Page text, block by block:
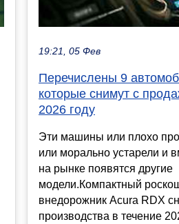
19:21, 05 Фев
Перечислены 9
которые снимут с
2026 году
Эти машины или плохо
или морально устарели и
на рынке появятся другие
модели.Компактный
внедорожник Acura RDX
производства в течение